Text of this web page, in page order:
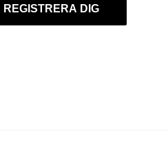
REGISTRERA DIG